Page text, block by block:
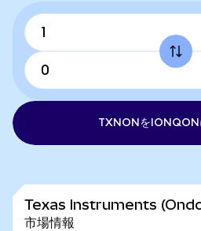
TXNONをIONQON
Texas Instruments
市場情報